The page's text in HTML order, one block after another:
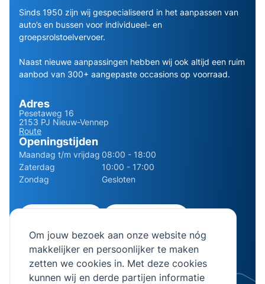
Om jouw bezoek aan onze website nóg
makkelijker en persoonlijker te maken
zetten we cookies in. Met deze cookies
kunnen wij en derde partijen informatie
Sinds 1950 zijn wij gespecialiseerd in het aanpassen van
auto’s en bussen voor individueel- en
groepsrolstoelvervoer.
Naast nieuwe aanpassingen hebben wij ook altijd een ruim
aanbod van 300+ aangepaste occasions op voorraad.
Adres
Pesetaweg 16
2153 PJ Nieuw-Vennep
Route
Openingstijden
Maandag t/m vrijdag 08:00 - 18:00
Zaterdag
10:00 - 17:00
Zondag
Gesloten
info@bierman.eu